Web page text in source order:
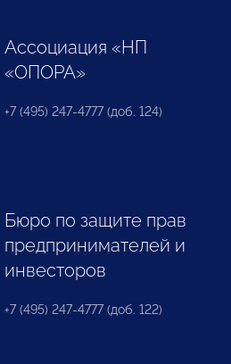
Ассоциация «НП
«ОПОРА»
+7 (495) 247-4777 (доб. 124)
Бюро по защите прав
предпринимателей и
инвесторов
+7 (495) 247-4777 (доб. 122)